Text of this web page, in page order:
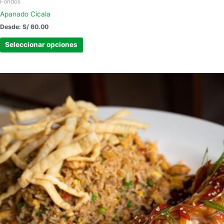
Fondos
Apanado Cicala
Desde: S/ 60.00
Seleccionar opciones